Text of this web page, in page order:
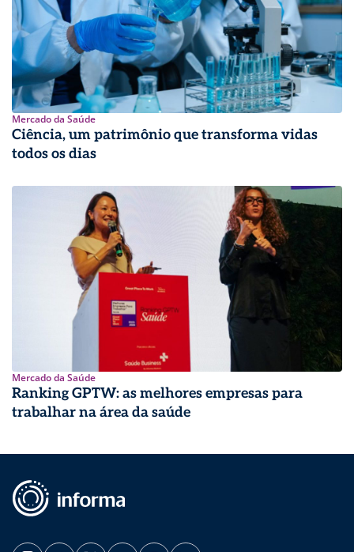
Mercado da Saúde
Ciência, um patrimônio que transforma vidas
todos os dias
Mercado da Saúde
Ranking GPTW: as melhores empresas para
trabalhar na área da saúde